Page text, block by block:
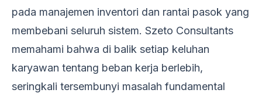
pada manajemen inventori dan rantai pasok yang
membebani seluruh sistem. Szeto Consultants
memahami bahwa di balik setiap keluhan
karyawan tentang beban kerja berlebih,
seringkali tersembunyi masalah fundamental